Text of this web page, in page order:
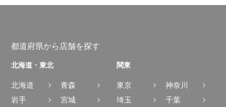
都道府県から店舗を探す
北海道・東北
北海道
青森
岩手
宮城
関東
東京
神奈川
埼玉
千葉